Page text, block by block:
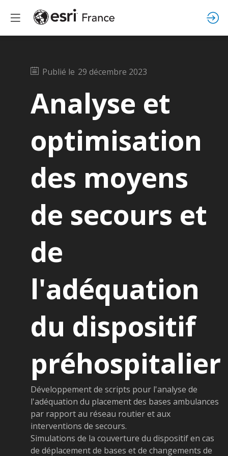
Publié le 29 décembre 2023
Analyse et
optimisation
des moyens
de secours et
de
l'adéquation
du dispositif
préhospitalier
Développement de scripts pour l'analyse de
l'adéquation du placement des bases ambulances
par rapport au réseau routier et aux
interventions de secours.
Simulations de la couverture du dispositif en cas
de déplacement de bases et de changements de